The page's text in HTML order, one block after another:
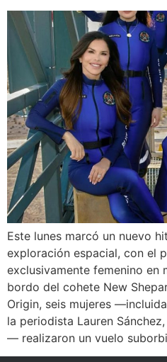
Este lunes marcó un nuevo
exploración espacial, con el
exclusivamente femenino en
bordo del cohete New
Origin, seis mujeres
la periodista Lauren
— realizaron un vuelo